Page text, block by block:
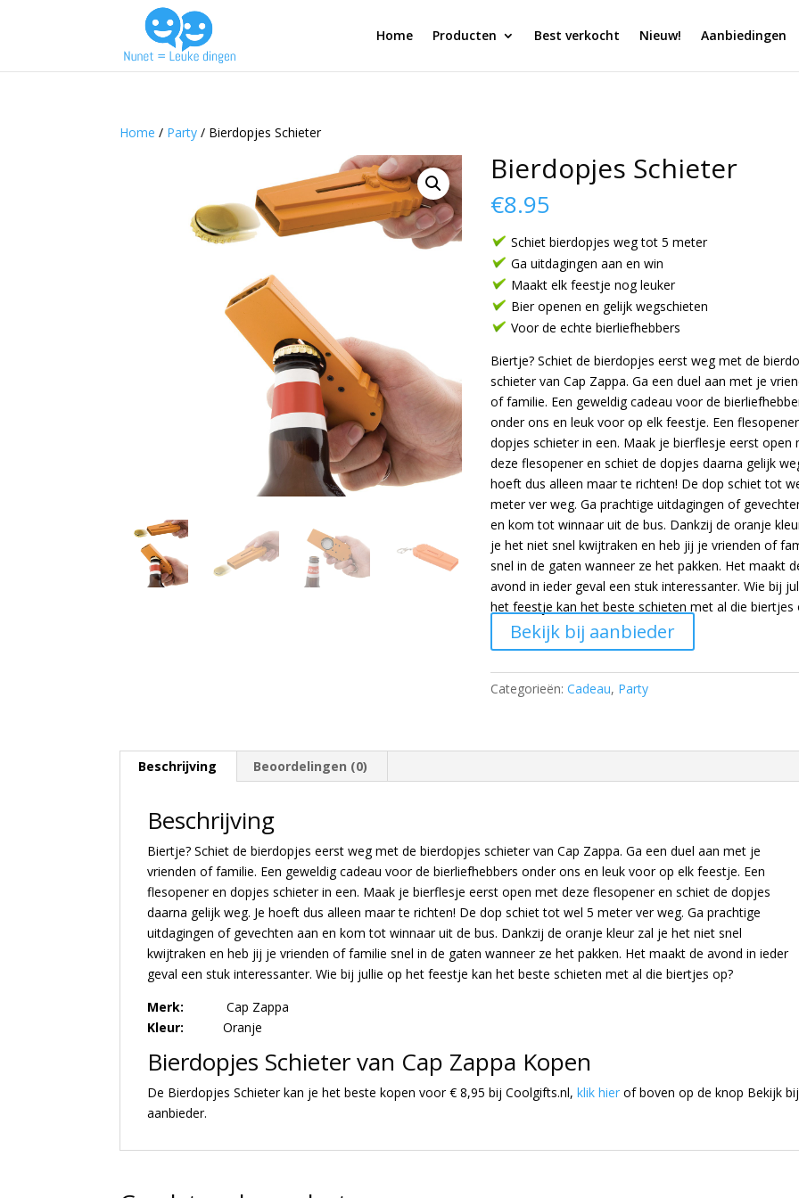
Home Producten Best verkocht Nieuw! Aanbiedingen
Home / Party / Bierdopjes Schieter
Bierdopjes Schieter
€8.95
Schiet bierdopjes weg tot 5 meter
Ga uitdagingen aan en win
Maakt elk feestje nog leuker
Bier openen en gelijk wegschieten
Voor de echte bierliefhebbers
Biertje? Schiet de bierdopjes eerst weg met de
schieter van Cap Zappa. Ga een duel aan met je
of familie. Een geweldig cadeau voor de
onder ons en leuk voor op elk feestje. Een
dopjes schieter in een. Maak je bierflesje eerst open
deze flesopener en schiet de dopjes daarna gelijk
hoeft dus alleen maar te richten! De dop schiet tot
meter ver weg. Ga prachtige uitdagingen of
en kom tot winnaar uit de bus. Dankzij de oranje
je het niet snel kwijtraken en heb jij je vrienden of
snel in de gaten wanneer ze het pakken. Het maakt
avond in ieder geval een stuk interessanter. Wie bij
het feestje kan het beste schieten met al die biertjes
Bekijk bij aanbieder
Categorieën: Cadeau, Party
Beschrijving Beoordelingen (0)
Beschrijving
Biertje? Schiet de bierdopjes eerst weg met de bierdopjes schieter van Cap Zappa. Ga een duel aan met je
vrienden of familie. Een geweldig cadeau voor de bierliefhebbers onder ons en leuk voor op elk feestje. Een
flesopener en dopjes schieter in een. Maak je bierflesje eerst open met deze flesopener en schiet de dopjes
daarna gelijk weg. Je hoeft dus alleen maar te richten! De dop schiet tot wel 5 meter ver weg. Ga prachtige
uitdagingen of gevechten aan en kom tot winnaar uit de bus. Dankzij de oranje kleur zal je het niet snel
kwijtraken en heb jij je vrienden of familie snel in de gaten wanneer ze het pakken. Het maakt de avond in ieder
geval een stuk interessanter. Wie bij jullie op het feestje kan het beste schieten met al die biertjes op?
Merk: Cap Zappa
Kleur: Oranje
Bierdopjes Schieter van Cap Zappa Kopen
De Bierdopjes Schieter kan je het beste kopen voor € 8,95 bij Coolgifts.nl,klik hier of boven op de knop Bekijk bij
aanbieder.